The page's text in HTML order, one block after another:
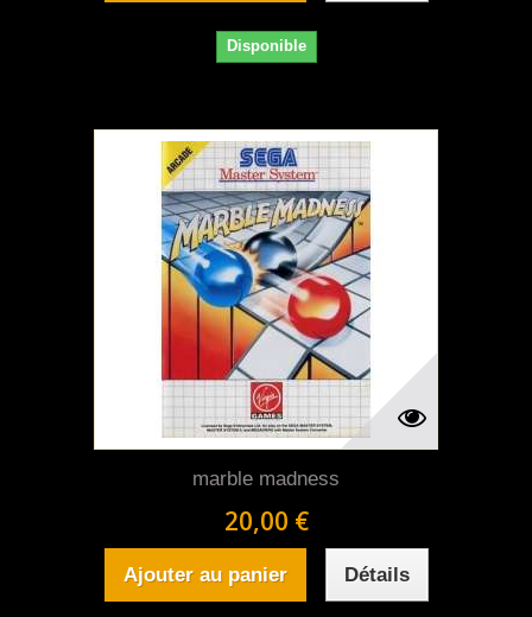
Disponible
marble madness
20,00 €
Ajouter au panier Détails